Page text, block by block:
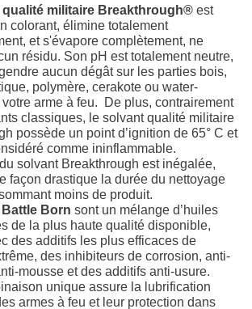
qualité militaire Breakthrough® est
colorant, élimine totalement
et s'évapore complètement, ne
résidu. Son pH est totalement neutre,
aucun dégât sur les parties bois,
polymère, cerakote ou water-
votre arme à feu. De plus, contrairement
classiques, le solvant qualité militaire
possède un point d’ignition de 65° C et
comme ininflammable.
du solvant Breakthrough est inégalée,
façon drastique la durée du nettoyage
moins de produit.
Born sont un mélange d’huiles
de la plus haute qualité disponible,
des additifs les plus efficaces de
des inhibiteurs de corrosion, anti-
mousse et des additifs anti-usure.
unique assure la lubrification
armes à feu et leur protection dans